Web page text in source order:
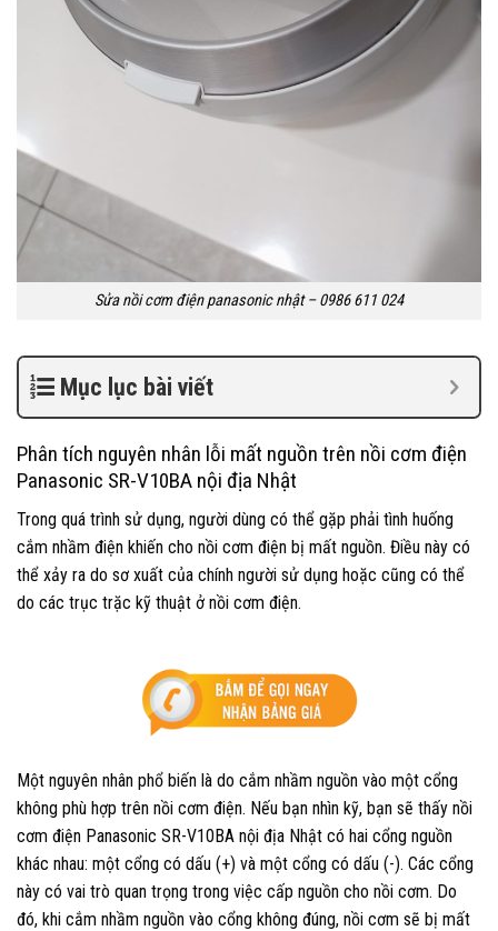
Sửa nồi cơm điện panasonic nhật – 0986 611 024
Mục lục bài viết
Phân tích nguyên nhân lỗi mất nguồn trên nồi cơm điện
Panasonic SR-V10BA nội địa Nhật
Trong quá trình sử dụng, người dùng có thể gặp phải tình huống
cắm nhầm điện khiến cho nồi cơm điện bị mất nguồn. Điều này có
thể xảy ra do sơ xuất của chính người sử dụng hoặc cũng có thể
do các trục trặc kỹ thuật ở nồi cơm điện.
Một nguyên nhân phổ biến là do cắm nhầm nguồn vào một cổng
không phù hợp trên nồi cơm điện. Nếu bạn nhìn kỹ, bạn sẽ thấy nồi
cơm điện Panasonic SR-V10BA nội địa Nhật có hai cổng nguồn
khác nhau: một cổng có dấu (+) và một cổng có dấu (-). Các cổng
này có vai trò quan trọng trong việc cấp nguồn cho nồi cơm. Do
đó, khi cắm nhầm nguồn vào cổng không đúng, nồi cơm sẽ bị mất